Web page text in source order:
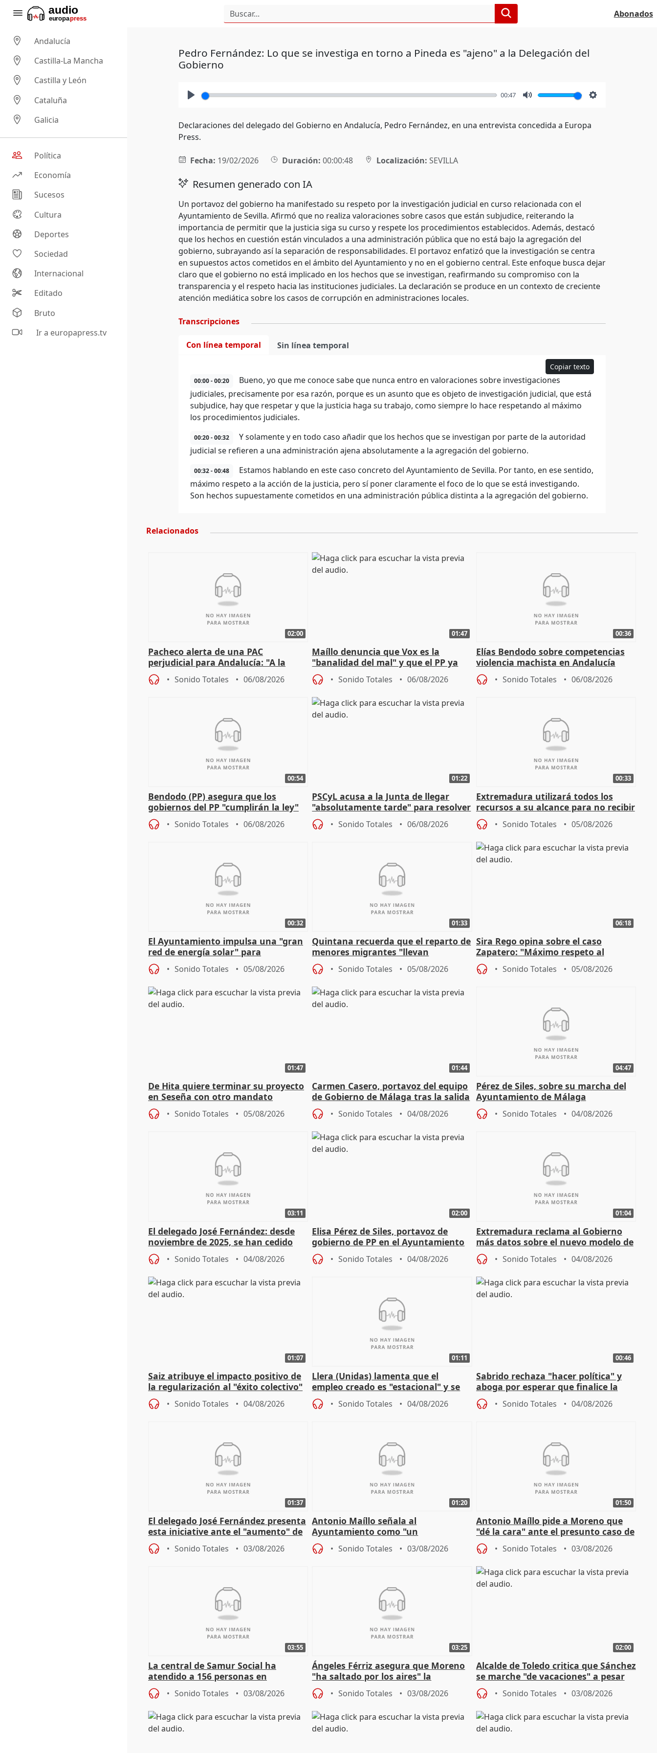
Abonados
Andalucía
Castilla-La Mancha
Castilla y León
Cataluña
Galicia
Política
Economía
Sucesos
Cultura
Deportes
Sociedad
Internacional
Editado
Bruto
Ir a europapress.tv
Pedro Fernández: Lo que se investiga en torno a Pineda es "ajeno" a la Delegación del
Gobierno
00:47
Declaraciones del delegado del Gobierno en Andalucía, Pedro Fernández, en una entrevista concedida a Europa
Press.
Fecha: 19/02/2026 Duración: 00:00:48 Localización: SEVILLA
Resumen generado con IA
Un portavoz del gobierno ha manifestado su respeto por la investigación judicial en curso relacionada con el
Ayuntamiento de Sevilla. Afirmó que no realiza valoraciones sobre casos que están subjudice, reiterando la
importancia de permitir que la justicia siga su curso y respete los procedimientos establecidos. Además, destacó
que los hechos en cuestión están vinculados a una administración pública que no está bajo la agregación del
gobierno, subrayando así la separación de responsabilidades. El portavoz enfatizó que la investigación se centra
en supuestos actos cometidos en el ámbito del Ayuntamiento y no en el gobierno central. Este enfoque busca dejar
claro que el gobierno no está implicado en los hechos que se investigan, reafirmando su compromiso con la
transparencia y el respeto hacia las instituciones judiciales. La declaración se produce en un contexto de creciente
atención mediática sobre los casos de corrupción en administraciones locales.
Transcripciones
Con línea temporal Sin línea temporal
Copiar texto
00:00 - 00:20
Bueno, yo que me conoce sabe que nunca entro en valoraciones sobre investigaciones
judiciales, precisamente por esa razón, porque es un asunto que es objeto de investigación judicial, que está
subjudice, hay que respetar y que la justicia haga su trabajo, como siempre lo hace respetando al máximo
los procedimientos judiciales.
00:20 - 00:32
Y solamente y en todo caso añadir que los hechos que se investigan por parte de la autoridad
judicial se refieren a una administración ajena absolutamente a la agregación del gobierno.
00:32 - 00:48
Estamos hablando en este caso concreto del Ayuntamiento de Sevilla. Por tanto, en ese sentido,
máximo respeto a la acción de la justicia, pero sí poner claramente el foco de lo que se está investigando.
Son hechos supuestamente cometidos en una administración pública distinta a la agregación del gobierno.
Relacionados
02:00
Pacheco alerta de una PAC
perjudicial para Andalucía: "A la
agricultura hay que protegerla"
Sonido Totales 06/08/2026
01:47
Maíllo denuncia que Vox es la
"banalidad del mal" y que el PP ya
asume todas sus tesis
Sonido Totales 06/08/2026
00:36
Elías Bendodo sobre competencias
violencia machista en Andalucía
Sonido Totales 06/08/2026
00:54
Bendodo (PP) asegura que los
gobiernos del PP "cumplirán la ley"
sobre los menores migrantes
Sonido Totales 06/08/2026
01:22
PSCyL acusa a la Junta de llegar
"absolutamente tarde" para resolver
problemas como Newcastle
Sonido Totales 06/08/2026
00:33
Extremadura utilizará todos los
recursos a su alcance para no recibir
más menores migrantes
Sonido Totales 05/08/2026
00:32
El Ayuntamiento impulsa una "gran
red de energía solar" para
autoconsumo
Sonido Totales 05/08/2026
01:33
Quintana recuerda que el reparto de
menores migrantes "llevan
aportación del Gobierno" central
Sonido Totales 05/08/2026
06:18
Sira Rego opina sobre el caso
Zapatero: "Máximo respeto al
proceso judicial"
Sonido Totales 05/08/2026
01:47
De Hita quiere terminar su proyecto
en Seseña con otro mandato
Sonido Totales 05/08/2026
01:44
Carmen Casero, portavoz del equipo
de Gobierno de Málaga tras la salida
de Pérez de Siles
Sonido Totales 04/08/2026
04:47
Pérez de Siles, sobre su marcha del
Ayuntamiento de Málaga
Sonido Totales 04/08/2026
03:11
El delegado José Fernández: desde
noviembre de 2025, se han cedido
9.810 ayudas por nacimiento
Sonido Totales 04/08/2026
02:00
Elisa Pérez de Siles, portavoz de
gobierno de PP en el Ayuntamiento
de Málaga, deja la política
Sonido Totales 04/08/2026
01:04
Extremadura reclama al Gobierno
más datos sobre el nuevo modelo de
financiación
Sonido Totales 04/08/2026
01:07
Saiz atribuye el impacto positivo de
la regularización al "éxito colectivo"
del Gobierno
Sonido Totales 04/08/2026
01:11
Llera (Unidas) lamenta que el
empleo creado es "estacional" y se
"esfumará" al acabar el verano
Sonido Totales 04/08/2026
00:46
Sabrido rechaza "hacer política" y
aboga por esperar que finalice la
investigación del incendio
Sonido Totales 04/08/2026
01:37
El delegado José Fernández presenta
esta iniciative ante el "aumento" de
personas sin hogar en Madri
Sonido Totales 03/08/2026
01:20
Antonio Maíllo señala al
Ayuntamiento como "un
especulador más" sobre viviendas de
Jiménez Becerril
Sonido Totales 03/08/2026
01:50
Antonio Maíllo pide a Moreno que
"dé la cara" ante el presunto caso de
acoso del CEO de ADM
Sonido Totales 03/08/2026
03:55
La central de Samur Social ha
atendido a 156 personas en
situación de calle durante Campaña
de CalorSonido Totales 03/08/2026
03:25
Ángeles Férriz asegura que Moreno
"ha saltado por los aires" la
negociación tras acuerdo con SMA
Sonido Totales 03/08/2026
02:00
Alcalde de Toledo critica que Sánchez
se marche "de vacaciones" a pesar
de la crisis migratoria
Sonido Totales 03/08/2026